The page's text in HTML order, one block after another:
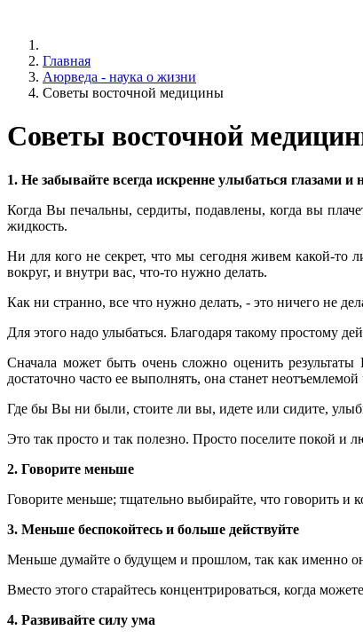
Главная
Аюрведа - наука о жизни
Советы восточной медицины
Советы восточной
1. Не забывайте всегда искренне улыбаться глазами
Когда Вы печальны, сердиты, подавлены, когда вы
жидкость.
Ни для кого не секрет, что мы сегодня живем какой-то
вокруг, и внутри вас, что-то нужно делать.
Как ни странно, все что нужно делать, - это ничего не
Для этого надо улыбаться. Благодаря такому простому
Сначала может быть очень сложно оценить
достаточно часто ее выполнять, она станет
Где бы Вы ни были, стоите ли вы, идете или сидите,
Это так просто и так полезно. Просто поселите покой и
2. Говорите меньше
Говорите меньше; тщательно выбирайте, что говорить и
3. Меньше беспокойтесь и больше действуйте
Меньше думайте о будущем и прошлом, так как именно
Вместо этого старайтесь концентрироваться, когда
4. Развивайте силу ума